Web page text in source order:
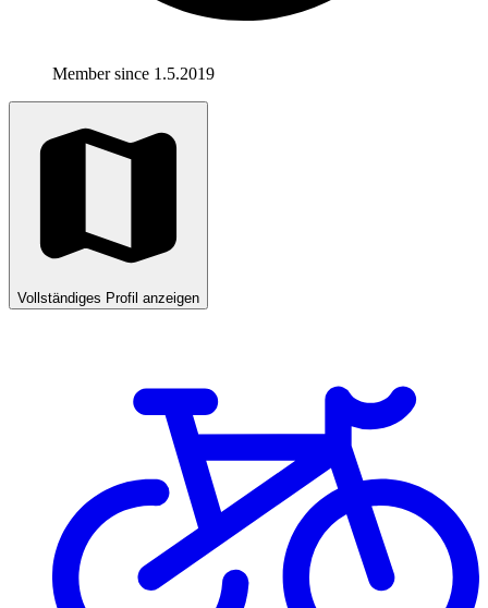
Member since 1.5.2019
Vollständiges Profil anzeigen